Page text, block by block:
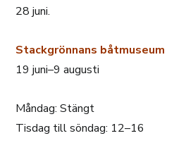
28 juni.
Stackgrönnans båtmuseum
19 juni–9 augusti
Måndag: Stängt
Tisdag till söndag: 12–16